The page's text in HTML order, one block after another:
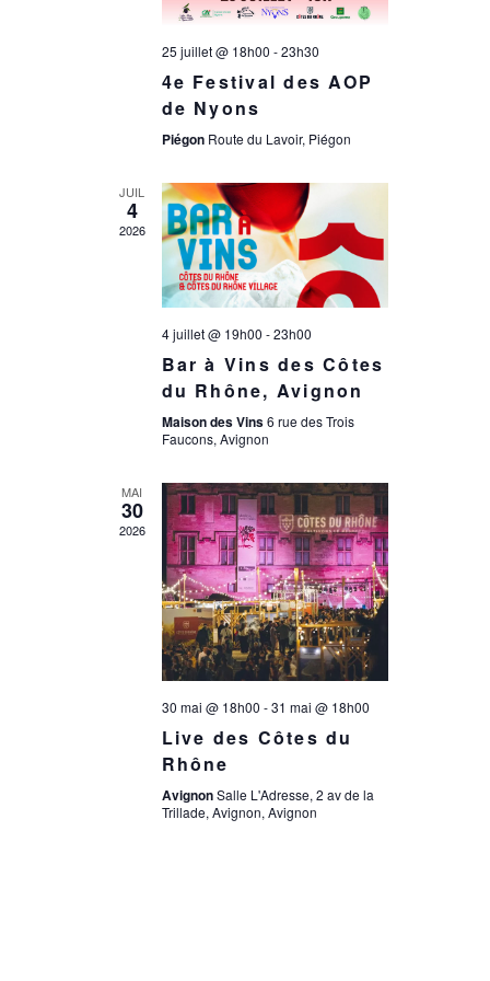
e
e
t
n
a
v
i
a
t
i
o
n
d
v
u
e
s
é
è
n
e
m
e
t
25 juillet @ 18h00 -23h30
4e Festival des AOP
de Nyons
Piégon Route du Lavoir, Piégon
JUIL
4
2026
4 juillet @ 19h00 -23h00
Bar à Vins des Côtes
du Rhône, Avignon
Maison des Vins6 rue des Trois
Faucons, Avignon
MAI
30
2026
30 mai @ 18h00 -31 mai @ 18h00
Live des Côtes du
Rhône
AvignonSalle L'Adresse, 2 av de la
Trillade, Avignon, Avignon